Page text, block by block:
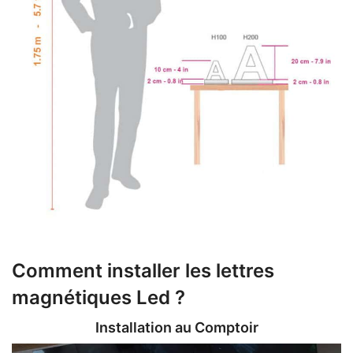
Comment installer les lettres
magnétiques Led ?
Installation au Comptoir